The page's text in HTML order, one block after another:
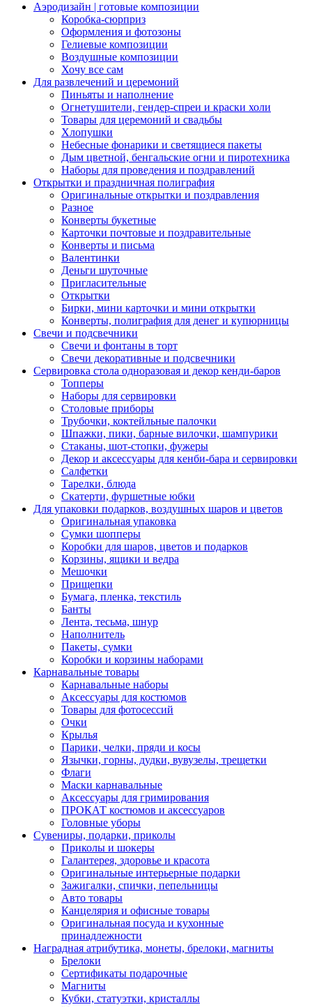
Аэродизайн | готовые композиции
Коробка-сюрприз
Оформления и фотозоны
Гелиевые композиции
Воздушные композиции
Хочу все сам
Для развлечений и церемоний
Пиньяты и наполнение
Огнетушители, гендер-спреи и краски холи
Товары для церемоний и свадьбы
Хлопушки
Небесные фонарики и светящиеся пакеты
Дым цветной, бенгальские огни и пиротехника
Наборы для проведения и поздравлений
Открытки и праздничная полиграфия
Оригинальные открытки и поздравления
Разное
Конверты букетные
Карточки почтовые и поздравительные
Конверты и письма
Валентинки
Деньги шуточные
Пригласительные
Открытки
Бирки, мини карточки и мини открытки
Конверты, полиграфия для денег и купюрницы
Свечи и подсвечники
Свечи и фонтаны в торт
Свечи декоративные и подсвечники
Сервировка стола одноразовая и декор кенди-баров
Топперы
Наборы для сервировки
Столовые приборы
Трубочки, коктейльные палочки
Шпажки, пики, барные вилочки, шампурики
Стаканы, шот-стопки, фужеры
Декор и аксессуары для кенби-бара и сервировки
Салфетки
Тарелки, блюда
Скатерти, фуршетные юбки
Для упаковки подарков, воздушных шаров и цветов
Оригинальная упаковка
Сумки шопперы
Коробки для шаров, цветов и подарков
Корзины, ящики и ведра
Мешочки
Прищепки
Бумага, пленка, текстиль
Банты
Лента, тесьма, шнур
Наполнитель
Пакеты, сумки
Коробки и корзины наборами
Карнавальные товары
Карнавальные наборы
Аксессуары для костюмов
Товары для фотосессий
Очки
Крылья
Парики, челки, пряди и косы
Язычки, горны, дудки, вувузелы, трещетки
Флаги
Маски карнавальные
Аксессуары для гримирования
ПРОКАТ костюмов и аксессуаров
Головные уборы
Сувениры, подарки, приколы
Приколы и шокеры
Галантерея, здоровье и красота
Оригинальные интерьерные подарки
Зажигалки, спички, пепельницы
Авто товары
Канцелярия и офисные товары
Оригинальная посуда и кухонные
принадлежности
Наградная атрибутика, монеты, брелоки, магниты
Брелоки
Сертификаты подарочные
Магниты
Кубки, статуэтки, кристаллы